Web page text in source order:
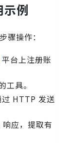
例
骤操作：
平台上注册账
工具。
过 HTTP 发送
应，提取有